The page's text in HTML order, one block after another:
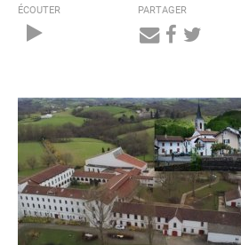
ÉCOUTER PARTAGER